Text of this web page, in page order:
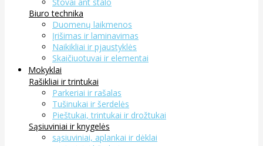
Biuro technika
Duomenų laikmenos
Įrišimas ir laminavimas
Naikikliai ir pjaustyklės
Skaičiuotuvai ir elementai
Mokyklai
Rašikliai ir trintukai
Parkeriai ir rašalas
Tušinukai ir šerdelės
Pieštukai, trintukai ir drožtukai
Sąsiuviniai ir knygelės
sąsiuviniai, aplankai ir dėklai